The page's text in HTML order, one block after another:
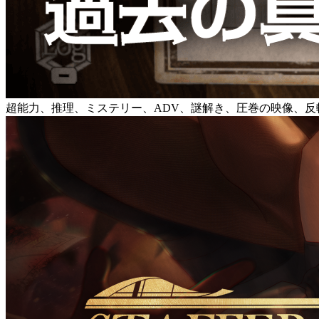
超能力、推理、ミステリー、ADV、謎解き、圧巻の映像、反